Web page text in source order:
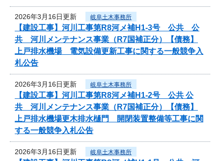
2026年3月16日更新 岐阜土木事務所
【建設工事】河川工事第R8河メ補H1-3号 公共 公
共 河川メンテナンス事業（R7国補正分）【債務】
上戸排水機場 電気設備更新工事に関する一般競争入
札公告
2026年3月16日更新 岐阜土木事務所
【建設工事】河川工事第R8河メ補H1-2号 公共 公
共 河川メンテナンス事業（R7国補正分）【債務】
上戸排水機場更木排水樋門 開閉装置整備等工事に関
する一般競争入札公告
2026年3月16日更新 岐阜土木事務所